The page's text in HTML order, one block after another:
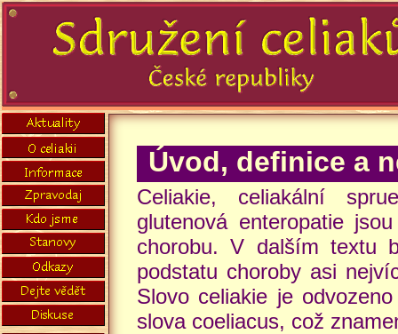
Úvod, definice a
Celiakie, celiakální
glutenová enteropatie
chorobu. V dalším textu
podstatu choroby asi
Slovo celiakie je
slova coeliacus, což